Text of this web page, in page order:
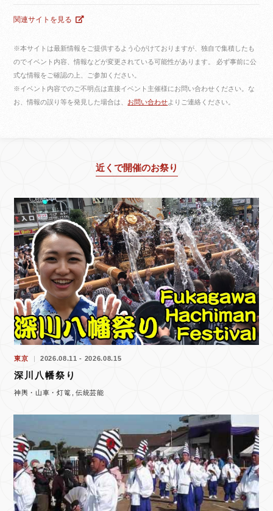
関連サイトを見る
※本サイトは最新情報をご提供するよう心がけておりますが、独自で集積したも
のでイベント内容、情報などが変更されている可能性があります。 必ず事前に公
式な情報をご確認の上、ご参加ください。
※イベント内容でのご不明点は直接イベント主催様にお問い合わせください。な
お、情報の誤り等を発見した場合は、 お問い合わせよりご連絡ください。
近くで開催のお祭り
東京 2026.08.11 - 2026.08.15
深川八幡祭り
神輿・山車・灯篭 伝統芸能